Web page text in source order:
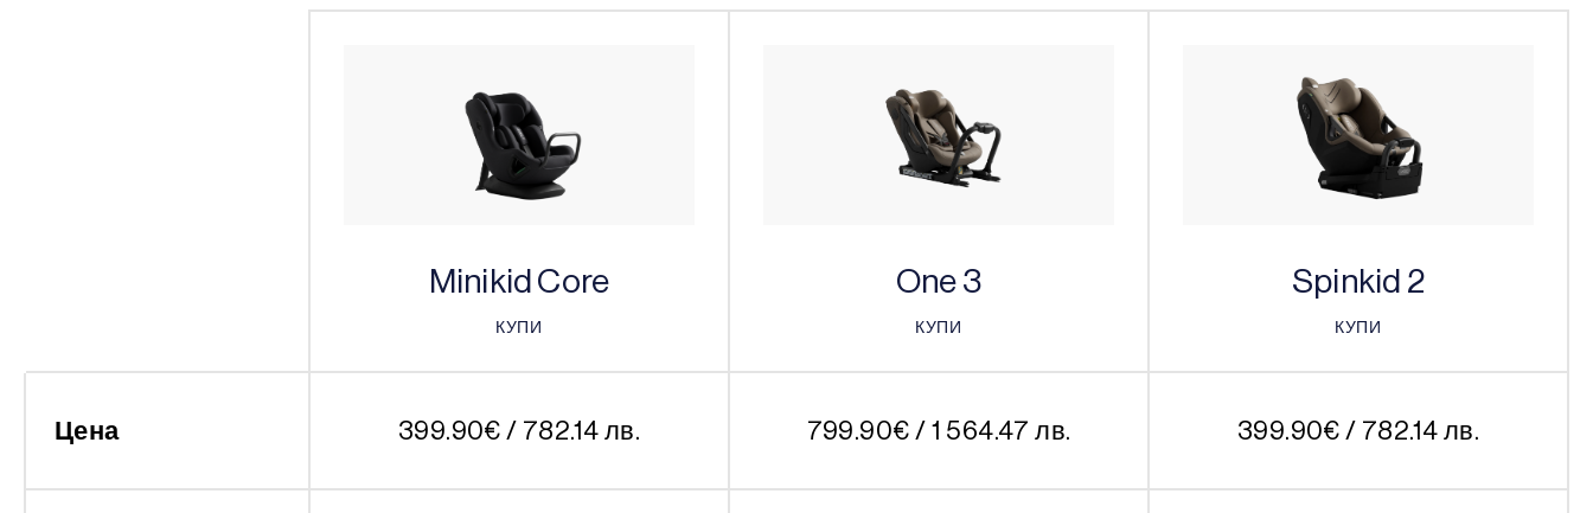
Minikid Core
КУПИ
One 3
КУПИ
Spinkid 2
КУПИ
Цена 399.90€ / 782.14 лв. 799.90€ / 1 564.47 лв. 399.90€ / 782.14 лв.